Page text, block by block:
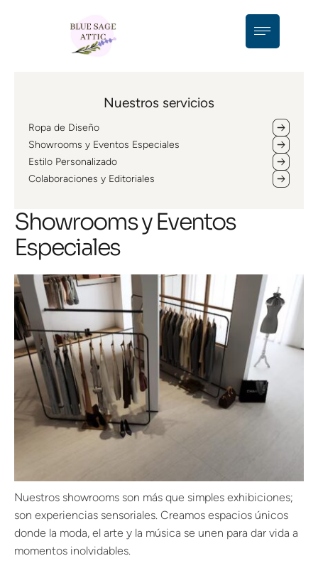
Nuestros servicios
Ropa de Diseño
Showrooms y Eventos Especiales
Estilo Personalizado
Colaboraciones y Editoriales
Showrooms y Eventos
Especiales
Nuestros showrooms son más que simples exhibiciones;
son experiencias sensoriales. Creamos espacios únicos
donde la moda, el arte y la música se unen para dar vida a
momentos inolvidables.